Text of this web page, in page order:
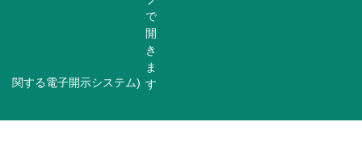
関する電子開示システム)